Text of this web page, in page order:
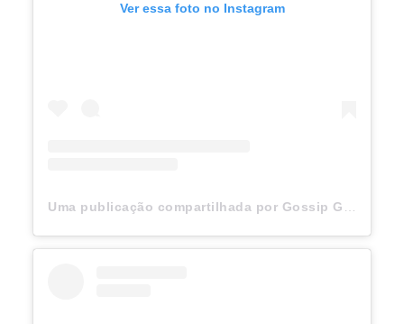
Ver essa foto no Instagram